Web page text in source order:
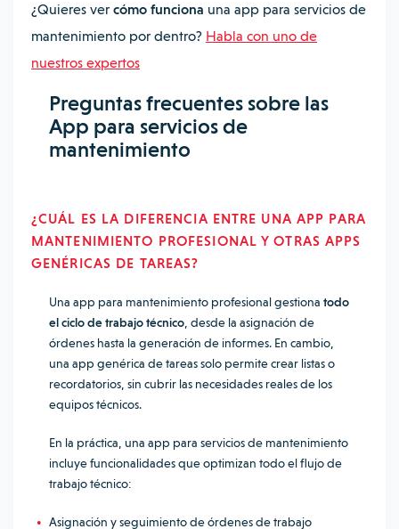
¿Quieres vercómo funciona una app para servicios de
mantenimiento por dentro? Habla con uno de
nuestros expertos
Preguntas frecuentes sobre las
App para servicios de
mantenimiento
¿CUÁL ES LA DIFERENCIA ENTRE UNA APP PARA
MANTENIMIENTO PROFESIONAL Y OTRAS APPS
GENÉRICAS DE TAREAS?
Una app para mantenimiento profesional gestiona todo
el ciclo de trabajo técnico , desde la asignación de
órdenes hasta la generación de informes. En cambio,
una app genérica de tareas solo permite crear listas o
recordatorios, sin cubrir las necesidades reales de los
equipos técnicos.
En la práctica, una app para servicios de mantenimiento
incluye funcionalidades que optimizan todo el flujo de
trabajo técnico:
Asignación y seguimiento de órdenes de trabajo